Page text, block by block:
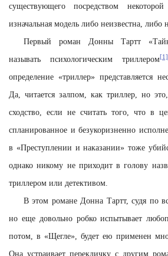
существующего посредством
изначальная модель либо неизвестна, либо
Первый роман Донны Тартт
называть психологическим триллером[1]
определение «триллер» представляется
Да, читается залпом, как триллер, но
сходство, если не считать того, что в
спланированное и безукоризненно
в «Преступлении и наказании» тоже
однако никому не приходит в голову
триллером или детективом.
В этом романе Донна Тартт, судя по
но еще довольно робко испытывает
потом, в «Щегле», будет ею применен
Она устраивает перекличку с другим